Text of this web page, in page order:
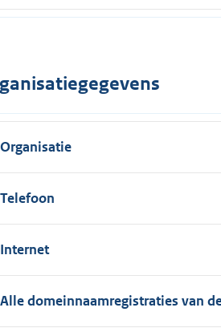
Organisatie
Telefoon
Internet
Alle domeinnaamregistraties van